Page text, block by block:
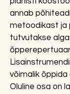
annab
metoodikast ja
tutvutakse
võimalik õppida
Oluline osa on